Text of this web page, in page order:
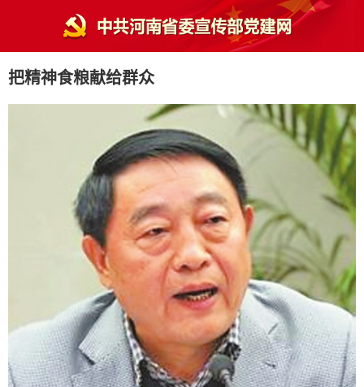
把精神食粮献给群众